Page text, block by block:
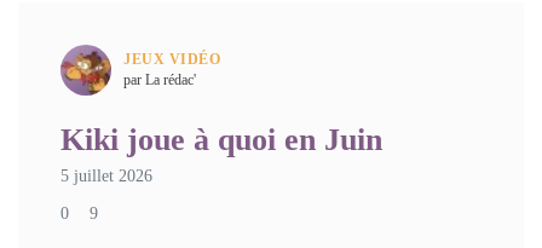
JEUX VIDÉO
par La rédac'
Kiki joue à quoi en Juin
5 juillet 2026
0 9